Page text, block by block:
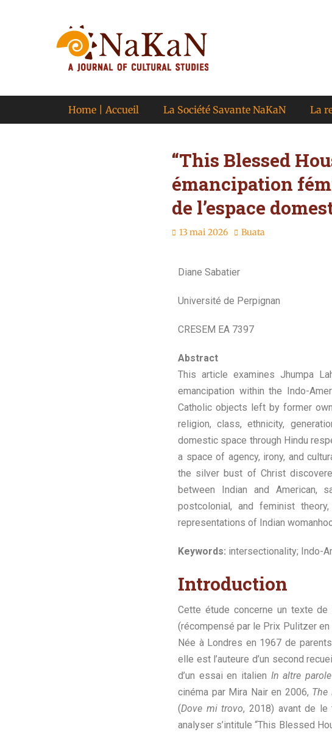
Journal NaKaN
A journal of cultural studies
Primary Menu
Home | Accueil La Société Savante NaKaN La
“This Blessed
émancipation
de l’espace
13 mai 2026 Buata
Diane Sabatier
Université de Perpignan
CRESEM EA 7397
Abstract
This article examines Jhumpa
emancipation within the Indo-
Catholic objects left by former
religion, class, ethnicity,
domestic space through Hindu
a space of agency, irony, and
the silver bust of Christ
between Indian and American,
postcolonial, and feminist
representations of Indian
Keywords: intersectionality; Indo-
Introduction
Cette étude concerne un texte
(récompensé par le Prix Pulitzer en
Née à Londres en 1967 de
elle est l’auteure d’un second
d’un essai en italien In altre parole
cinéma par Mira Nair en 2006, The
(Dove mi trovo, 2018) avant de le
analyser s’intitule “This Blessed